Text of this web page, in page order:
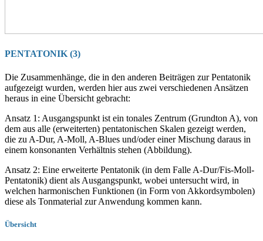
PENTATONIK (3)
Die Zusammenhänge, die in den anderen Beiträgen zur Pentatonik
aufgezeigt wurden, werden hier aus zwei verschiedenen Ansätzen
heraus in eine Übersicht gebracht:
Ansatz 1: Ausgangspunkt ist ein tonales Zentrum (Grundton A), von
dem aus alle (erweiterten) pentatonischen Skalen gezeigt werden,
die zu A-Dur, A-Moll, A-Blues und/oder einer Mischung daraus in
einem konsonanten Verhältnis stehen (Abbildung).
Ansatz 2: Eine erweiterte Pentatonik (in dem Falle A-Dur/Fis-Moll-
Pentatonik) dient als Ausgangspunkt, wobei untersucht wird, in
welchen harmonischen Funktionen (in Form von Akkordsymbolen)
diese als Tonmaterial zur Anwendung kommen kann.
Übersicht